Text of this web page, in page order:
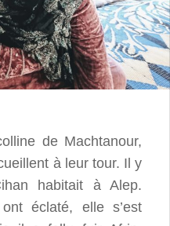
de Machtanour,
à leur tour. Il y
habitait à Alep.
éclaté, elle s’est